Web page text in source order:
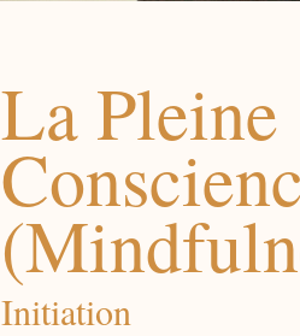
La Pleine
Initiation